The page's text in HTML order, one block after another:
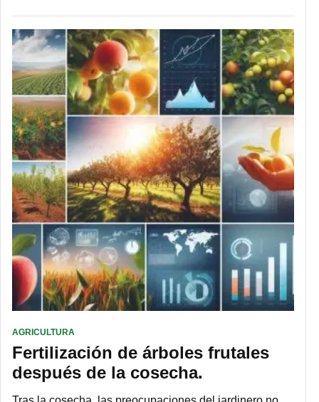
AGRICULTURA
Fertilización de árboles frutales
después de la cosecha.